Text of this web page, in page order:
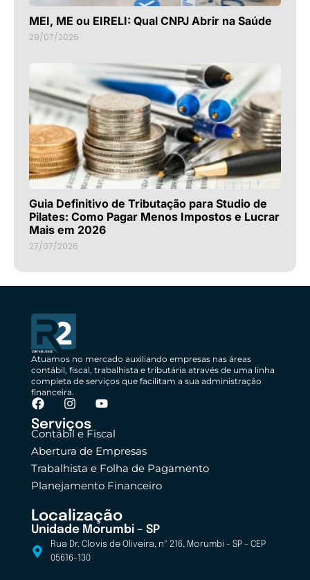
MEI, ME ou EIRELI: Qual CNPJ Abrir na Saúde
29/07/2026
Guia Definitivo de Tributação para Studio de
Pilates: Como Pagar Menos Impostos e Lucrar
Mais em 2026
27/07/2026
Atuamos no mercado auxiliando empresas nas áreas
contábil, fiscal, trabalhista e tributária através de uma linha
completa de serviços que facilitam a sua administração
financeira.
Serviços
Contábil e Fiscal
Abertura de Empresas
Trabalhista e Folha de Pagamento
Planejamento Financeiro
Localização
Unidade Morumbi – SP
Rua Dr. Clovis de Oliveira, nº 216, Morumbi - SP - CEP
05616-130